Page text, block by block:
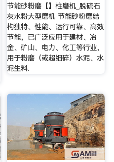
节能砂粉磨【】柱磨机_脱硫石
灰水粉大型磨机 节能砂粉磨结
构独特、性能、运行可靠、高效
节能，已广泛应用于建材、冶
金、矿山、电力、化工等行业，
用于粉磨（或超细碎）水泥、水
泥生料.